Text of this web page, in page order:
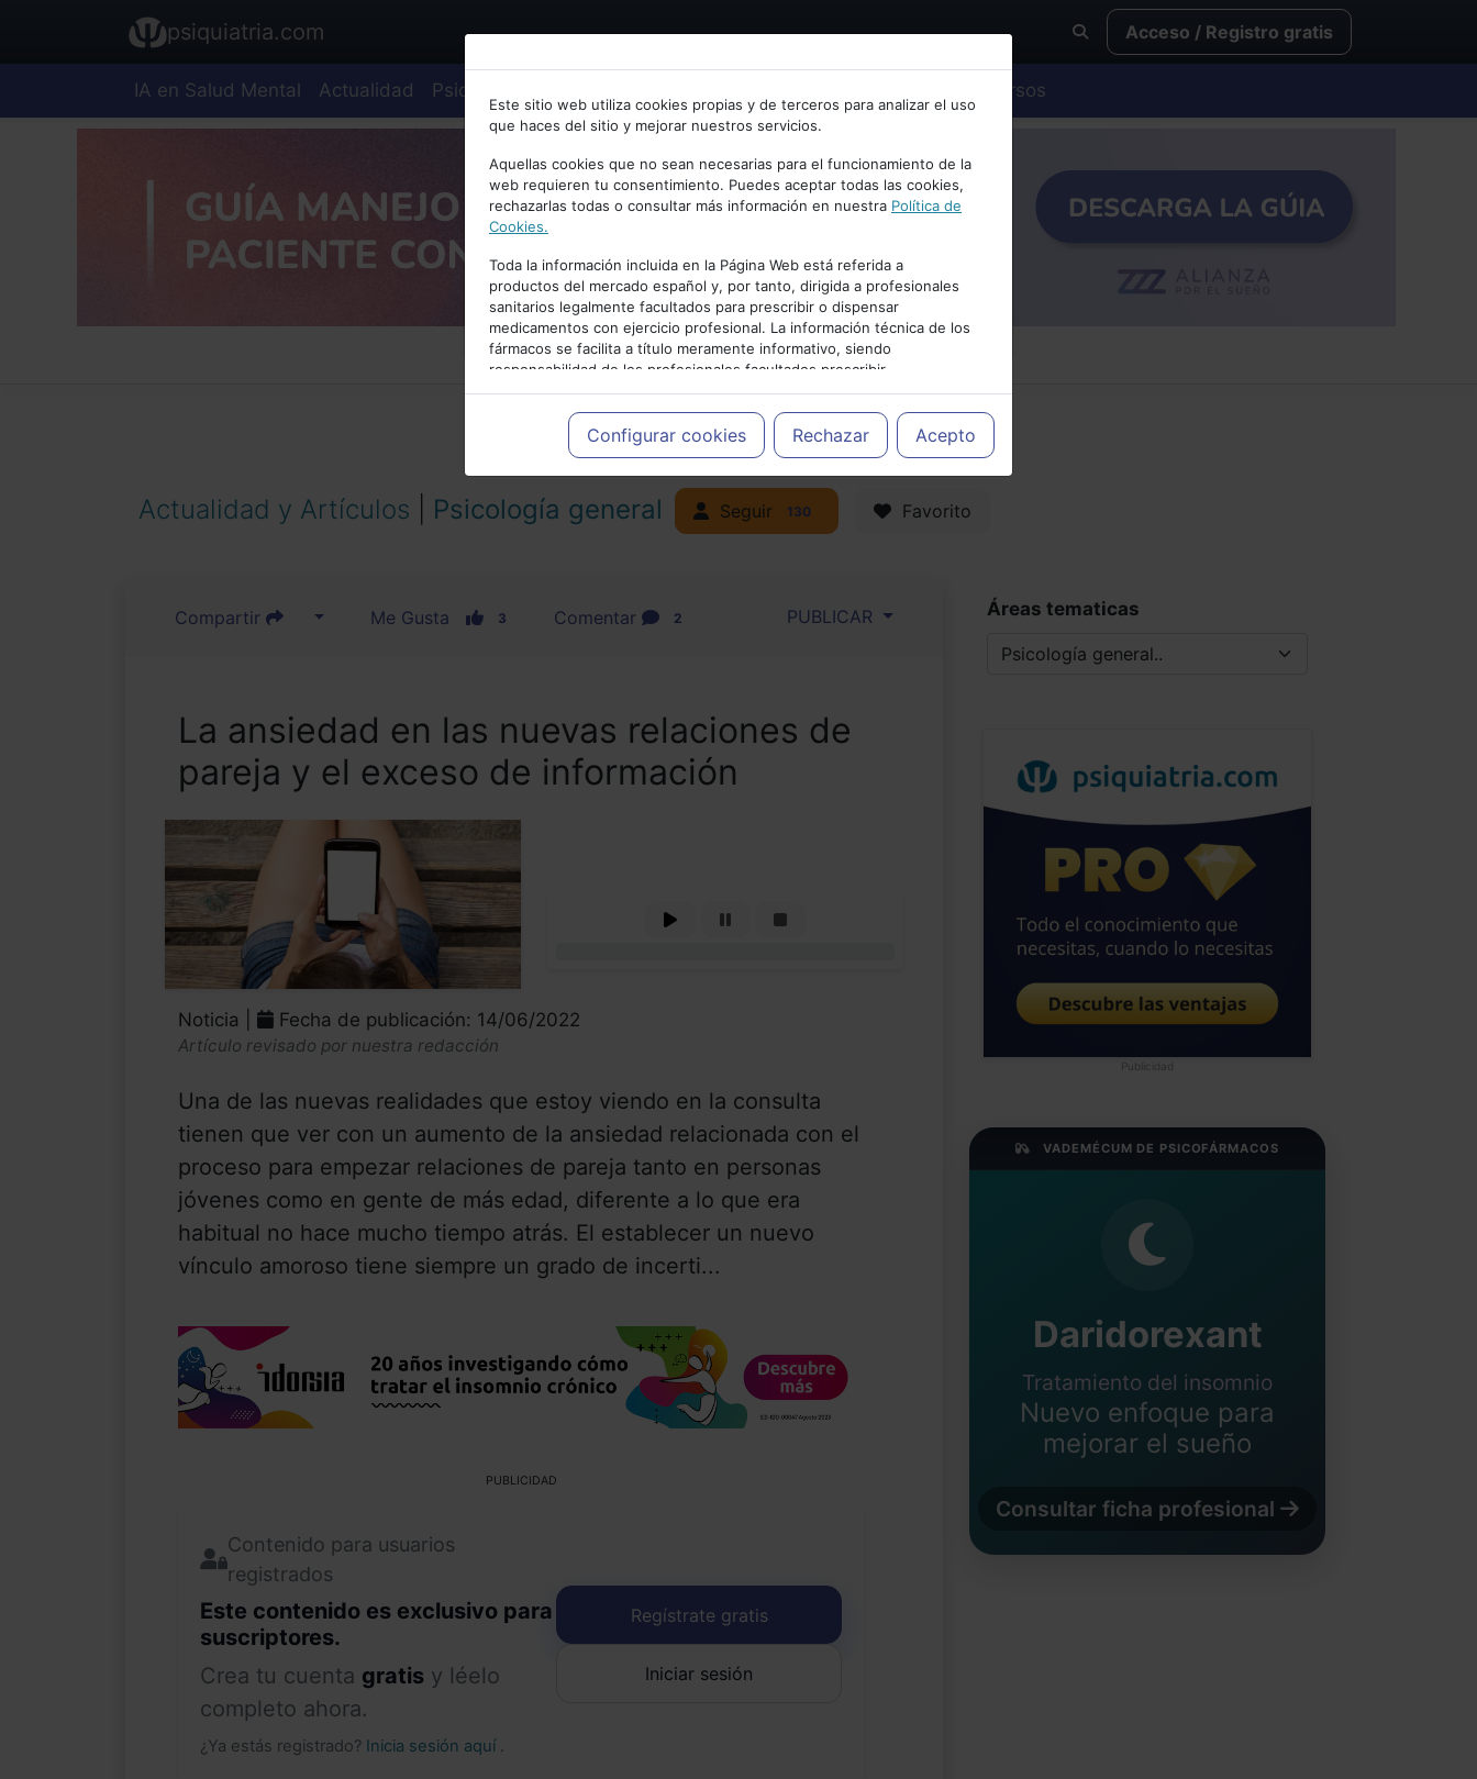
Bienvenid@ a psiquiatria.com
Escribe tu Email
Accede o regístrate con tu email.
Cancelar
psiquiatria.com Acceso / Registro gratis
IA en Salud Mental Actualidad Psiquiatría Cursos
Este sitio web utiliza cookies propias y de terceros para analizar el uso
que haces del sitio y mejorar nuestros servicios.
Aquellas cookies que no sean necesarias para el funcionamiento de la
web requieren tu consentimiento. Puedes aceptar todas las cookies,
rechazarlas todas o consultar más información en nuestra Política de
Cookies.
Toda la información incluida en la Página Web está referida a
productos del mercado español y, por tanto, dirigida a profesionales
sanitarios legalmente facultados para prescribir o dispensar
medicamentos con ejercicio profesional. La información técnica de los
fármacos se facilita a título meramente informativo, siendo
responsabilidad de los profesionales facultados prescribir
medicamentos y decidir, en cada caso concreto, el tratamiento más
adecuado a las necesidades del paciente.
Configurar cookies Rechazar Acepto
PUBLICIDAD
Actualidad y Artículos Psicología general Seguir 130 Favorito
Compartir Me Gusta 3 Comentar 2 PUBLICAR
La ansiedad en las nuevas relaciones de
pareja y el exceso de información
Noticia | Fecha de publicación: 14/06/2022
Artículo revisado por nuestra redacción
Una de las nuevas realidades que estoy viendo en la consulta
tienen que ver con un aumento de la ansiedad relacionada con el
proceso para empezar relaciones de pareja tanto en personas
jóvenes como en gente de más edad, diferente a lo que era
habitual no hace mucho tiempo atrás. El establecer un nuevo
vínculo amoroso tiene siempre un grado de incerti...
PUBLICIDAD
Contenido para usuarios
registrados
Este contenido es exclusivo para
suscriptores.
Crea tu cuenta gratis y léelo
completo ahora.
¿Ya estás registrado? Inicia sesión aquí .
Regístrate gratis
Iniciar sesión
Áreas tematicas
Publicidad
VADEMÉCUM DE PSICOFÁRMACOS
Daridorexant
Tratamiento del insomnio
Nuevo enfoque para
mejorar el sueño
Consultar ficha profesional